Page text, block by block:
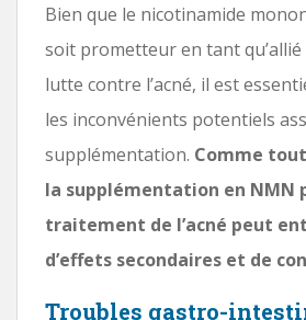
Bien que le nicotinamide
soit prometteur en tant
lutte contre l’acné, il est
les inconvénients potentiels
supplémentation. Comme
la supplémentation en NMN
traitement de l’acné peut
d’effets secondaires et de
Troubles gastro-